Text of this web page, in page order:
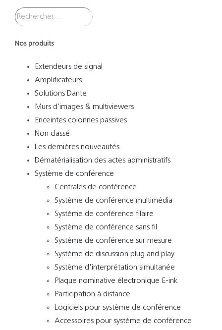
Nos produits
Extendeurs de signal
Amplificateurs
Solutions Dante
Murs d’images & multiviewers
Enceintes colonnes passives
Non classé
Les dernières nouveautés
Dématérialisation des actes administratifs
Système de conférence
Centrales de conférence
Système de conférence multimédia
Système de conférence filaire
Système de conférence sans fil
Système de conférence sur mesure
Système de discussion plug and play
Système d'interprétation simultanée
Plaque nominative électronique E-ink
Participation à distance
Logiciels pour système de conférence
Accessoires pour système de conférence